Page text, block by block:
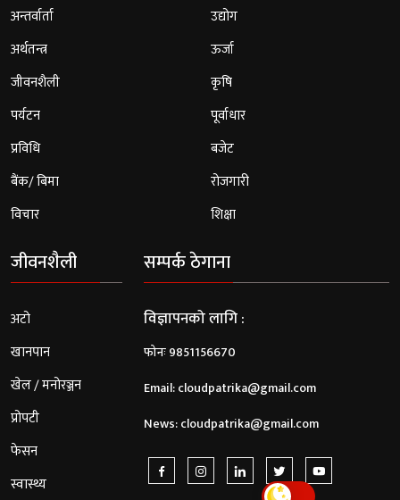
अन्तर्वार्ता
अर्थतन्त्र
जीवनशैली
पर्यटन
प्रविधि
बैंक/ बिमा
विचार
उद्योग
ऊर्जा
कृषि
पूर्वाधार
बजेट
रोजगारी
शिक्षा
जीवनशैली
अटो
खानपान
खेल / मनोरञ्जन
प्रोपटी
फेसन
स्वास्थ्य
सम्पर्क ठेगाना
विज्ञापनको लागि :
फोनः 9851156670
Email:cloudpatrika@gmail.com
News:cloudpatrika@gmail.com